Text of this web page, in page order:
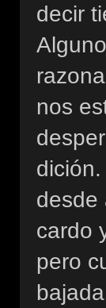
decir
nos
desde
cardo
pero